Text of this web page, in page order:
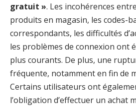
gratuit ». Les incohérences
produits en magasin, les codes-
correspondants, les difficultés
les problèmes de connexion ont
plus courants. De plus, une
fréquente, notamment en fin de
Certains utilisateurs ont
l’obligation d’effectuer un achat